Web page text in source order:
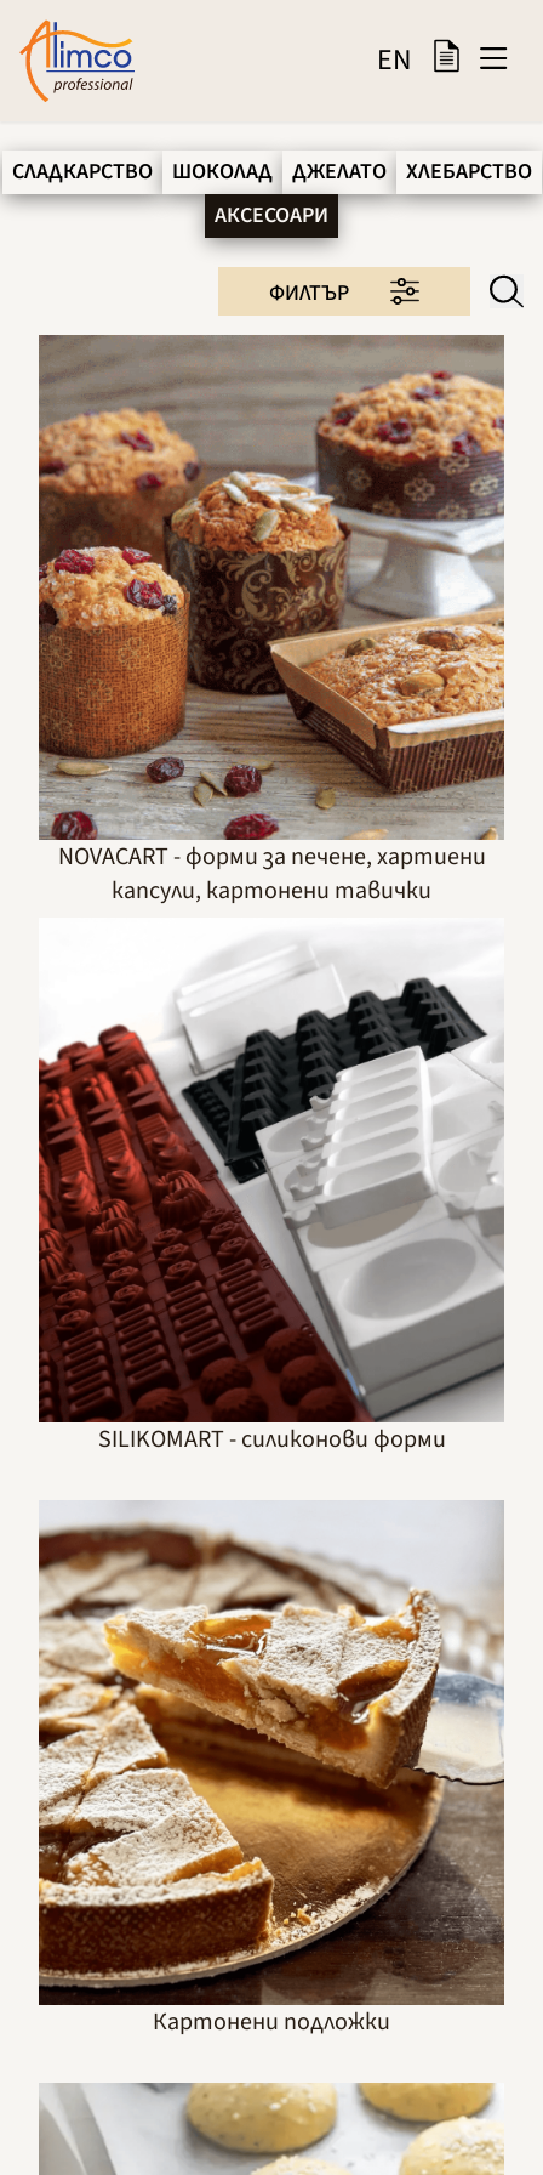
EN
СЛАДКАРСТВО ШОКОЛАД ДЖЕЛАТО
ХЛЕБАРСТВО
АКСЕСОАРИ
ФИЛТЪР
NOVACART - форми за печене, хартиени
капсули, картонени тавички
SILIKOMART - силиконови форми
Картонени подложки